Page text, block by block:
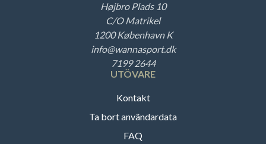
Højbro Plads 10
C/O Matrikel
1200 København K
info@wannasport.dk
7199 2644
UTÖVARE
Kontakt
Ta bort användardata
FAQ